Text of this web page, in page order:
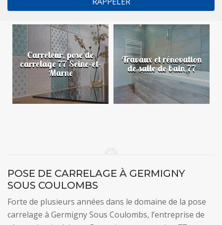
Carreleur, pose de
carrelage 77 Seine-et-
Marne
Travaux et rénovation
de salle de bain 77
POSE DE CARRELAGE À GERMIGNY
SOUS COULOMBS
Forte de plusieurs années dans le domaine de la pose
carrelage à Germigny Sous Coulombs, l’entreprise de